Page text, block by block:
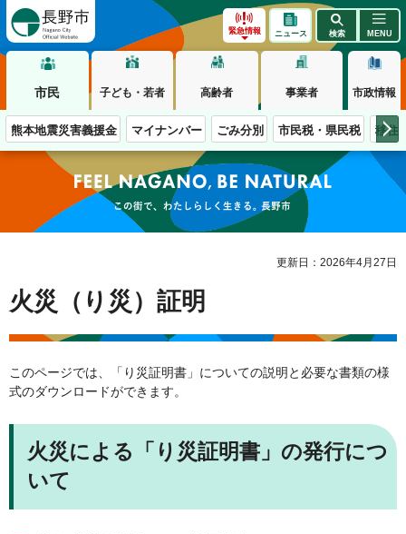
緊急情報 ニュース 検索 MENU
市民 子ども・若者 高齢者 事業者 市政情報
熊本地震災害義援金 マイナンバー ごみ分別 市民税・県民税 移住
この街で、わたしらしく生きる。長野市
更新日：2026年4月27日
火災（り災）証明
このページでは、「り災証明書」についての説明と必要な書類の様
式のダウンロードができます。
火災による「り災証明書」の発行につ
いて